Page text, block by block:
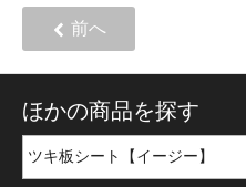
前へ
ほかの商品を探す